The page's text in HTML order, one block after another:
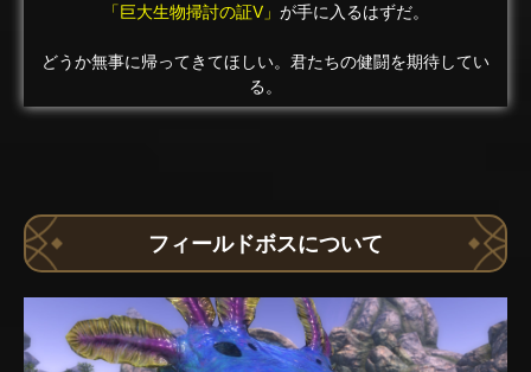
「巨大生物掃討の証V」 が手に入るはずだ。
どうか無事に帰ってきてほしい。君たちの健闘を期待してい
る。
フィールドボスについて